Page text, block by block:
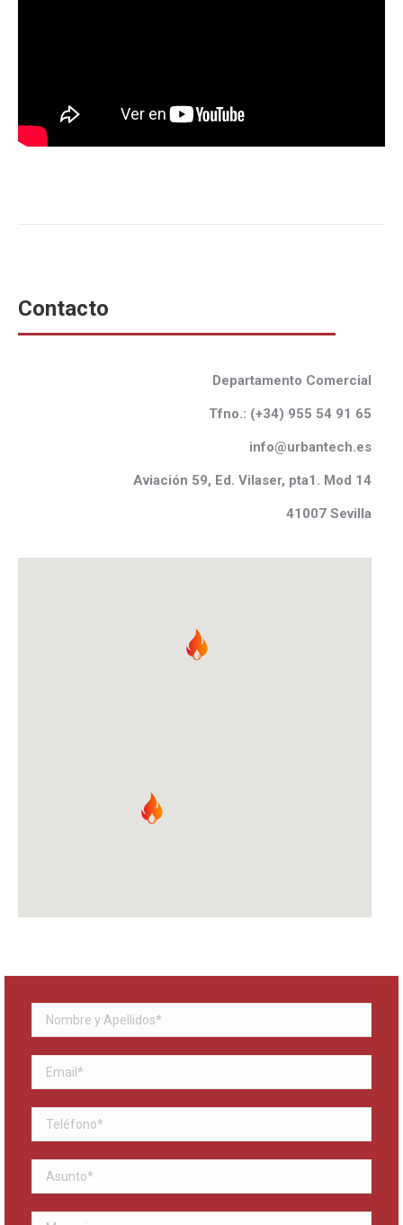
Contacto
Departamento Comercial
Tfno.: (+34) 955 54 91 65
info@urbantech.es
Aviación 59, Ed. Vilaser, pta1. Mod 14
41007 Sevilla